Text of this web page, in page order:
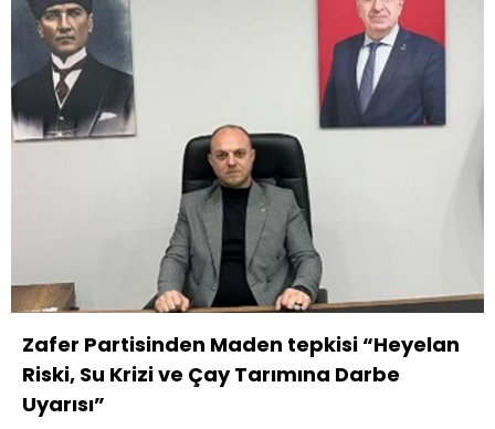
Zafer Partisinden Maden tepkisi “Heyelan
Riski, Su Krizi ve Çay Tarımına Darbe
Uyarısı”